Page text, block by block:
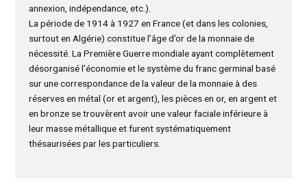
annexion, indépendance, etc.).
La période de 1914 à 1927 en France (et dans les colonies,
surtout en Algérie) constitue l’âge d’or de la monnaie de
nécessité. La Première Guerre mondiale ayant complètement
désorganisé l’économie et le système du franc germinal basé
sur une correspondance de la valeur de la monnaie à des
réserves en métal (or et argent), les pièces en or, en argent et
en bronze se trouvèrent avoir une valeur faciale inférieure à
leur masse métallique et furent systématiquement
thésaurisées par les particuliers.